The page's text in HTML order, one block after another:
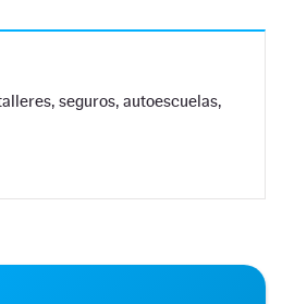
seguros, autoescuelas,